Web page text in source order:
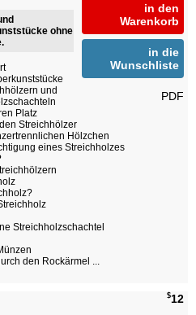
in den
Warenkorb
in die
Wunschliste
PDF
ohne
und
Platz
Streichhölzer
Hölzchen
eines Streichholzes
Streichholzschachtel
den Rockärmel ...
$12